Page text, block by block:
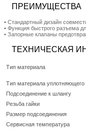
ПРЕИМУЩЕСТВА
• Стандартный дизайн
• Функция быстрого разъема
• Запорные клапаны
ТЕХНИЧЕСКАЯ
Тип материала
Тип материала
Подсоединение к шлангу
Резьба гайки
Размер подсоединения
Сервисная температура